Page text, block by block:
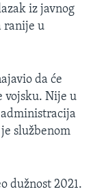
iz javnog
ranije u
da će
vojsku. Nije u
službenom
dužnost 2021.